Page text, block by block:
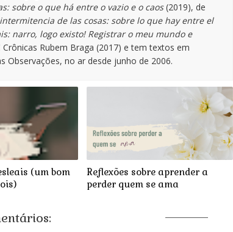
sobre o que há entre o vazio e o caos(2019), de
de las cosas: sobre lo que hay entre el
narro, logo existo! Registrar o meu mundo e
Crônicas Rubem Braga (2017) e tem textos em
Observações, no ar desde junho de 2006.
(um bom
Reflexões sobre aprender a
perder quem se ama